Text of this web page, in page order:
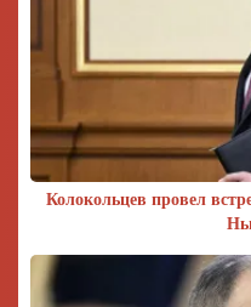
Колокольцев провел